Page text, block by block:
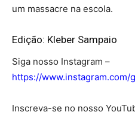
um massacre na escola.
Edição: Kleber Sampaio
Siga nosso Instagram –
https://www.instagram.com/
Inscreva-se no nosso